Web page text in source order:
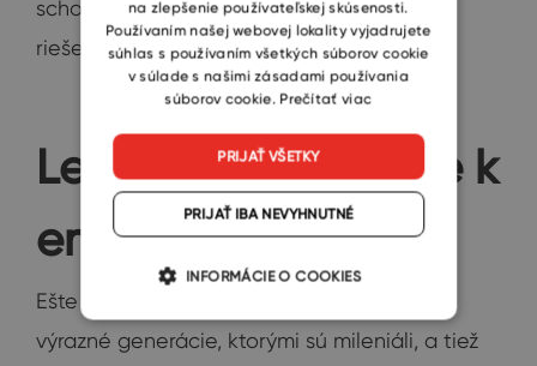
schopní spoločne hľadať priesečníkov a
riešenie problémov.
Leadership smeruje k
empatií
Ešte dlhujem spomenúť dve, trochu menej
výrazné generácie, ktorými sú mileniáli, a tiež
na zlepšenie používateľskej skúsenosti.
Používaním našej webovej lokality vyjadrujete
súhlas s používaním všetkých súborov cookie
v súlade s našimi zásadami používania
súborov cookie. Prečítať viac
PRIJAŤ VŠETKY
PRIJAŤ IBA NEVYHNUTNÉ
INFORMÁCIE O COOKIES